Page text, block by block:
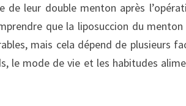
de leur double menton après
que la liposuccion du
mais cela dépend de plusieurs
le mode de vie et les habitudes